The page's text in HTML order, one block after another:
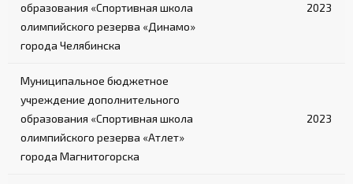
образования «Спортивная школа
олимпийского резерва «Динамо»
города Челябинска
2023
Муниципальное бюджетное
учреждение дополнительного
образования «Спортивная школа
олимпийского резерва «Атлет»
города Магнитогорска
2023